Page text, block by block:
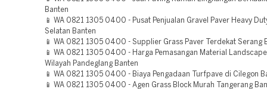
Banten
📱 WA 0821 1305 0400 - Pusat Penjualan Gravel Paver Heavy
Selatan Banten
📱 WA 0821 1305 0400 - Supplier Grass Paver Terdekat Serang
📱 WA 0821 1305 0400 - Harga Pemasangan Material
Wilayah Pandeglang Banten
📱 WA 0821 1305 0400 - Biaya Pengadaan Turfpave di Cilegon
📱 WA 0821 1305 0400 - Agen Grass Block Murah Tangerang